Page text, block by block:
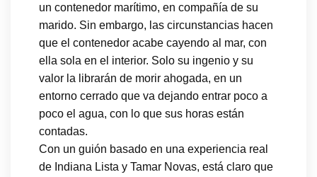
un contenedor marítimo, en compañía de su
marido. Sin embargo, las circunstancias hacen
que el contenedor acabe cayendo al mar, con
ella sola en el interior. Solo su ingenio y su
valor la librarán de morir ahogada, en un
entorno cerrado que va dejando entrar poco a
poco el agua, con lo que sus horas están
contadas.
Con un guión basado en una experiencia real
de Indiana Lista y Tamar Novas, está claro que